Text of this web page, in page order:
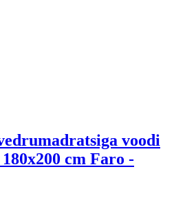
voodi
cm Faro -